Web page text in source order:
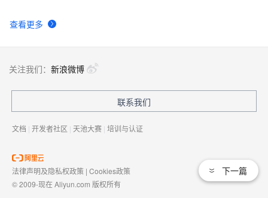
查看更多
下一篇
关注我们： 新浪微博
联系我们
文档 | 开发者社区 | 天池大赛 | 培训与认证
法律声明及隐私权政策 | Cookies政策
© 2009-现在 Aliyun.com 版权所有